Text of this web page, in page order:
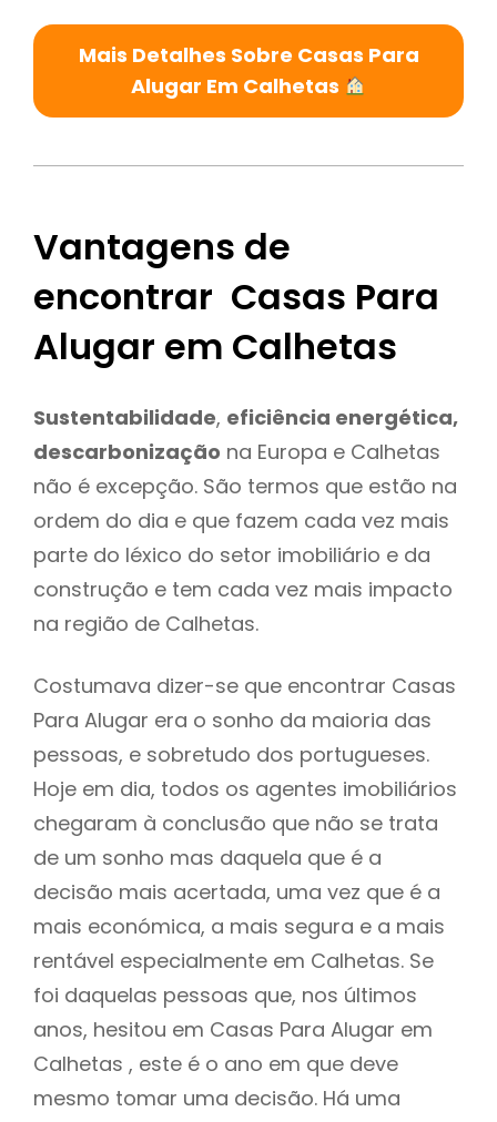
Mais Detalhes Sobre Casas Para
Alugar Em Calhetas
Vantagens de
encontrar Casas Para
Alugar em Calhetas
Sustentabilidade, eficiência energética,
descarbonização na Europa e Calhetas
não é excepção. São termos que estão na
ordem do dia e que fazem cada vez mais
parte do léxico do setor imobiliário e da
construção e tem cada vez mais impacto
na região de Calhetas.
Costumava dizer-se que encontrar Casas
Para Alugar era o sonho da maioria das
pessoas, e sobretudo dos portugueses.
Hoje em dia, todos os agentes imobiliários
chegaram à conclusão que não se trata
de um sonho mas daquela que é a
decisão mais acertada, uma vez que é a
mais económica, a mais segura e a mais
rentável especialmente em Calhetas. Se
foi daquelas pessoas que, nos últimos
anos, hesitou em Casas Para Alugar em
Calhetas , este é o ano em que deve
mesmo tomar uma decisão. Há uma